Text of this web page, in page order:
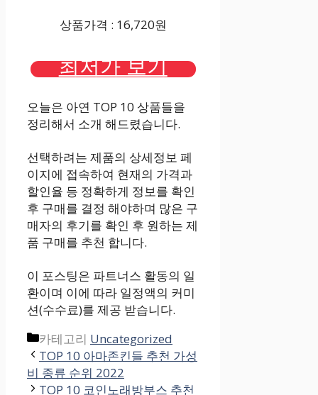
상품가격 : 16,720원
최저가 보기
오늘은 아연 TOP 10 상품들을
정리해서 소개 해드렸습니다.
선택하려는 제품의 상세정보 페
이지에 접속하여 현재의 가격과
할인율 등 정확하게 정보를 확인
후 구매를 결정 해야하며 많은 구
매자의 후기를 확인 후 원하는 제
품 구매를 추천 합니다.
이 포스팅은 파트너스 활동의 일
환이며 이에 따라 일정액의 커미
션(수수료)를 제공 받습니다.
카테고리 Uncategorized
TOP 10 아마존킨들 추천 가성
비 종류 순위 2022
TOP 10 코인노래방부스 추천